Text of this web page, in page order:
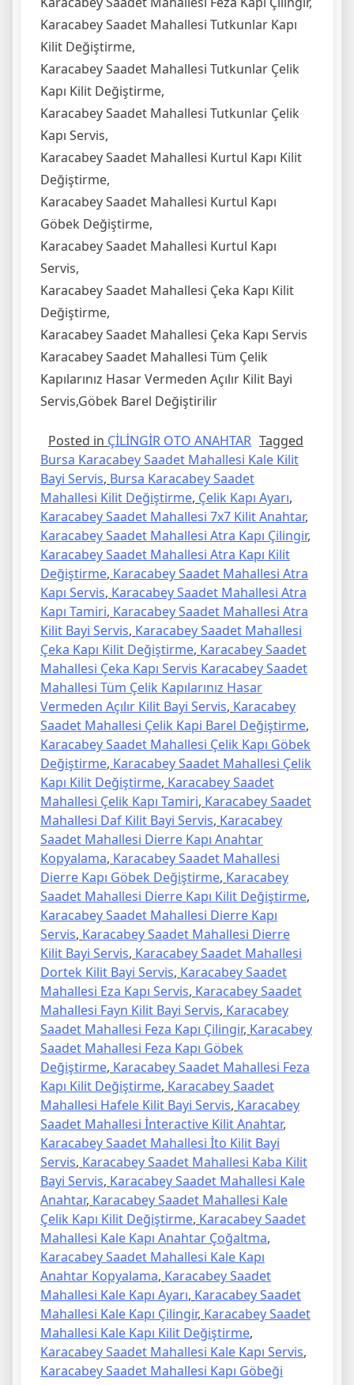
Karacabey Saadet Mahallesi Tutkunlar Kapı
Kilit Değiştirme,
Karacabey Saadet Mahallesi Tutkunlar Çelik
Kapı Kilit Değiştirme,
Karacabey Saadet Mahallesi Tutkunlar Çelik
Kapı Servis,
Karacabey Saadet Mahallesi Kurtul Kapı Kilit
Değiştirme,
Karacabey Saadet Mahallesi Kurtul Kapı
Göbek Değiştirme,
Karacabey Saadet Mahallesi Kurtul Kapı
Servis,
Karacabey Saadet Mahallesi Çeka Kapı Kilit
Değiştirme,
Karacabey Saadet Mahallesi Çeka Kapı Servis
Karacabey Saadet Mahallesi Tüm Çelik
Kapılarınız Hasar Vermeden Açılır Kilit Bayi
Servis,Göbek Barel Değiştirilir
Posted in ÇİLİNGİR OTO ANAHTAR Tagged
Bursa Karacabey Saadet Mahallesi Kale Kilit
Bayi Servis, Bursa Karacabey Saadet
Mahallesi Kilit Değiştirme, Çelik Kapı Ayarı,
Karacabey Saadet Mahallesi 7x7 Kilit Anahtar,
Karacabey Saadet Mahallesi Atra Kapı Çilingir,
Karacabey Saadet Mahallesi Atra Kapı Kilit
Değiştirme, Karacabey Saadet Mahallesi Atra
Kapı Servis, Karacabey Saadet Mahallesi Atra
Kapı Tamiri, Karacabey Saadet Mahallesi Atra
Kilit Bayi Servis, Karacabey Saadet Mahallesi
Çeka Kapı Kilit Değiştirme, Karacabey Saadet
Mahallesi Çeka Kapı Servis Karacabey Saadet
Mahallesi Tüm Çelik Kapılarınız Hasar
Vermeden Açılır Kilit Bayi Servis, Karacabey
Saadet Mahallesi Çelik Kapi Barel Değiştirme,
Karacabey Saadet Mahallesi Çelik Kapı Göbek
Değiştirme, Karacabey Saadet Mahallesi Çelik
Kapı Kilit Değiştirme, Karacabey Saadet
Mahallesi Çelik Kapı Tamiri, Karacabey Saadet
Mahallesi Daf Kilit Bayi Servis, Karacabey
Saadet Mahallesi Dierre Kapı Anahtar
Kopyalama, Karacabey Saadet Mahallesi
Dierre Kapı Göbek Değiştirme, Karacabey
Saadet Mahallesi Dierre Kapı Kilit Değiştirme,
Karacabey Saadet Mahallesi Dierre Kapı
Servis, Karacabey Saadet Mahallesi Dierre
Kilit Bayi Servis, Karacabey Saadet Mahallesi
Dortek Kilit Bayi Servis, Karacabey Saadet
Mahallesi Eza Kapı Servis, Karacabey Saadet
Mahallesi Fayn Kilit Bayi Servis, Karacabey
Saadet Mahallesi Feza Kapı Çilingir, Karacabey
Saadet Mahallesi Feza Kapı Göbek
Değiştirme, Karacabey Saadet Mahallesi Feza
Kapı Kilit Değiştirme, Karacabey Saadet
Mahallesi Hafele Kilit Bayi Servis, Karacabey
Saadet Mahallesi İnteractive Kilit Anahtar,
Karacabey Saadet Mahallesi İto Kilit Bayi
Servis, Karacabey Saadet Mahallesi Kaba Kilit
Bayi Servis, Karacabey Saadet Mahallesi Kale
Anahtar, Karacabey Saadet Mahallesi Kale
Çelik Kapı Kilit Değiştirme, Karacabey Saadet
Mahallesi Kale Kapı Anahtar Çoğaltma,
Karacabey Saadet Mahallesi Kale Kapı
Anahtar Kopyalama, Karacabey Saadet
Mahallesi Kale Kapı Ayarı, Karacabey Saadet
Mahallesi Kale Kapı Çilingir, Karacabey Saadet
Mahallesi Kale Kapı Kilit Değiştirme,
Karacabey Saadet Mahallesi Kale Kapı Servis,
Karacabey Saadet Mahallesi Kapı Göbeği